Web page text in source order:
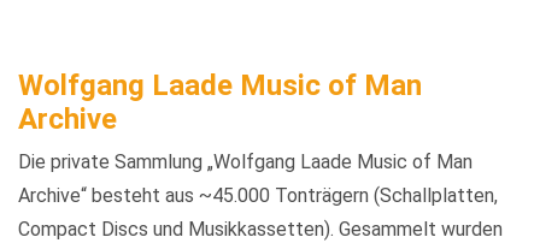
Wolfgang Laade Music of Man
Archive
Die private Sammlung „Wolfgang Laade Music of Man
Archive“ besteht aus ~45.000 Tonträgern (Schallplatten,
Compact Discs und Musikkassetten). Gesammelt wurden